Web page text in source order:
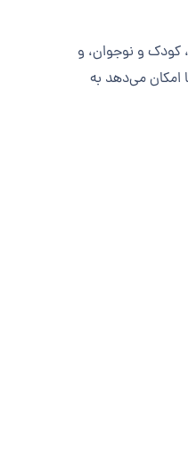
کودک و نوجوان، و
امکان می‌دهد به